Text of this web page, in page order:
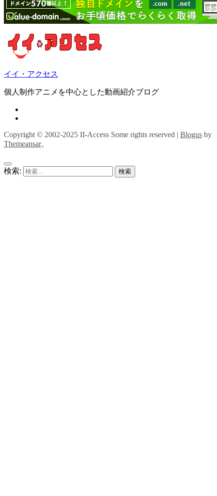
イイ・アクセス
個人制作アニメを中心とした動画紹介ブログ
Copyright © 2002-2025 II-Access Some rights reserved | Blogus by
Themeansar。
検索: